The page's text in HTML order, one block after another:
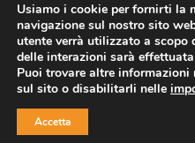
Home Statuto e
Privacy
Cookie
Copyright © 2021
Usiamo i cookie per fornirti la
navigazione sul nostro sito
utente verrà utilizzato a scopo
delle interazioni sarà
Puoi trovare altre
sul sito o disabilitarli nelle
Accetta